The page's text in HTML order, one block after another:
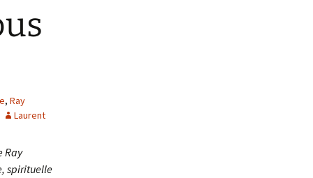
, Ray
Laurent
Ray
spirituelle